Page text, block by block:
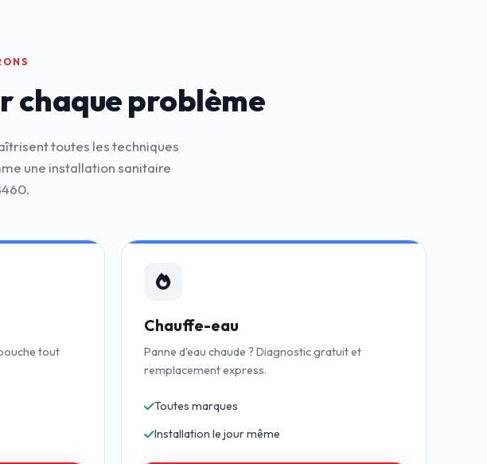
chaque problème
toutes les techniques
une installation sanitaire
tout
Chauffe-eau
Panne d'eau chaude ? Diagnostic gratuit et
remplacement express.
Toutes marques
Installation le jour même